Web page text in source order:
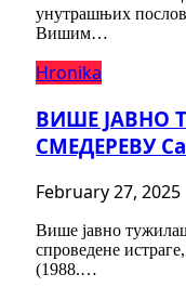
унутрашњих
Вишим…
Hronika
ВИШЕ ЈАВНО
СМЕДЕРЕВУ
February 27, 2025
Више јавно
спроведене
(1988.…